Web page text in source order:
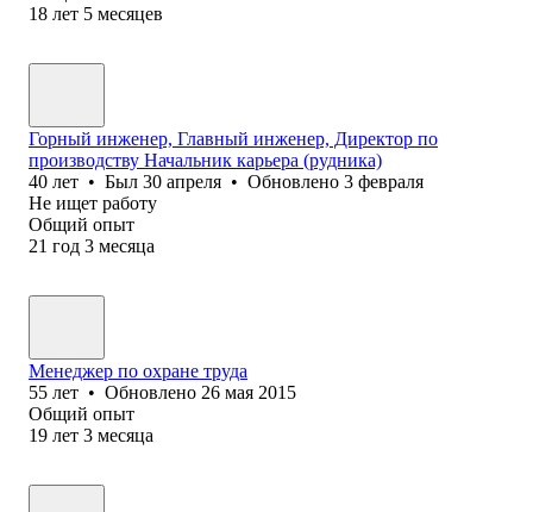
18 лет 5 месяцев
Горный инженер, Главный инженер, Директор по
производству Начальник карьера (рудника)
40 лет • Был 30 апреля • Обновлено 3 февраля
Не ищет работу
Общий опыт
21 год 3 месяца
Менеджер по охране труда
55 лет • Обновлено 26 мая 2015
Общий опыт
19 лет 3 месяца